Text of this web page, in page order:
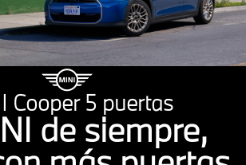
Cooper 5 puertas
de siempre,